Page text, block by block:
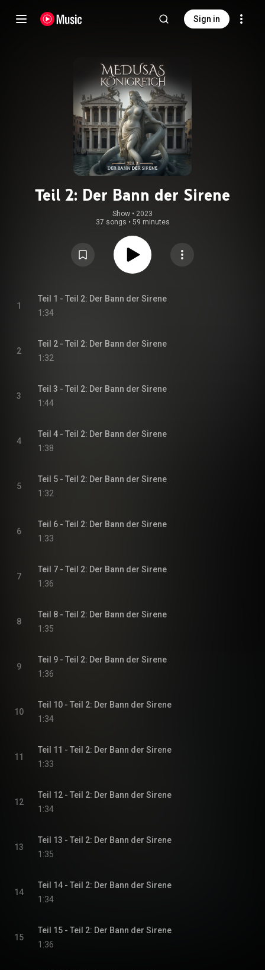
Sign in
Teil 2: Der Bann der Sirene
Show • 2023
37 songs • 59 minutes
1
Teil 1 - Teil 2: Der Bann der Sirene
1:34
2
Teil 2 - Teil 2: Der Bann der Sirene
1:32
3
Teil 3 - Teil 2: Der Bann der Sirene
1:44
4
Teil 4 - Teil 2: Der Bann der Sirene
1:38
5
Teil 5 - Teil 2: Der Bann der Sirene
1:32
6
Teil 6 - Teil 2: Der Bann der Sirene
1:33
7
Teil 7 - Teil 2: Der Bann der Sirene
1:36
8
Teil 8 - Teil 2: Der Bann der Sirene
1:35
9
Teil 9 - Teil 2: Der Bann der Sirene
1:36
10
Teil 10 - Teil 2: Der Bann der Sirene
1:34
11
Teil 11 - Teil 2: Der Bann der Sirene
1:33
12
Teil 12 - Teil 2: Der Bann der Sirene
1:34
13
Teil 13 - Teil 2: Der Bann der Sirene
1:35
14
Teil 14 - Teil 2: Der Bann der Sirene
1:34
15
Teil 15 - Teil 2: Der Bann der Sirene
1:36